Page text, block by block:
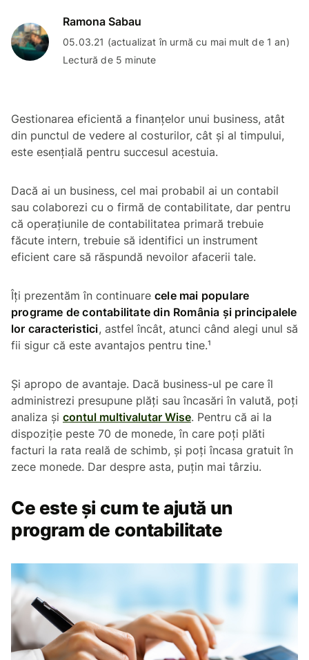
Ramona Sabau
05.03.21 (actualizat în urmă cu mai mult de 1 an)
Lectură de 5 minute
Gestionarea eficientă a finanțelor unui business, atât
din punctul de vedere al costurilor, cât și al timpului,
este esențială pentru succesul acestuia.
Dacă ai un business, cel mai probabil ai un contabil
sau colaborezi cu o firmă de contabilitate, dar pentru
că operațiunile de contabilitatea primară trebuie
făcute intern, trebuie să identifici un instrument
eficient care să răspundă nevoilor afacerii tale.
Îți prezentăm în continuare cele mai populare
programe de contabilitate din România și principalele
lor caracteristici, astfel încât, atunci când alegi unul să
fii sigur că este avantajos pentru tine.¹
Și apropo de avantaje. Dacă business-ul pe care îl
administrezi presupune plăți sau încasări în valută, poți
analiza și contul multivalutar Wise. Pentru că ai la
dispoziție peste 70 de monede, în care poți plăti
facturi la rata reală de schimb, și poți încasa gratuit în
zece monede. Dar despre asta, puțin mai târziu.
Ce este și cum te ajută un
program de contabilitate